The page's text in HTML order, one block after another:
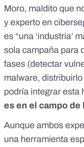
Moro, maldito que
y experto en
es “una ‘industria’
sola campaña para
fases (detectar
malware,
podría integrar esta
es en el campo de
Aunque ambos
una herramienta